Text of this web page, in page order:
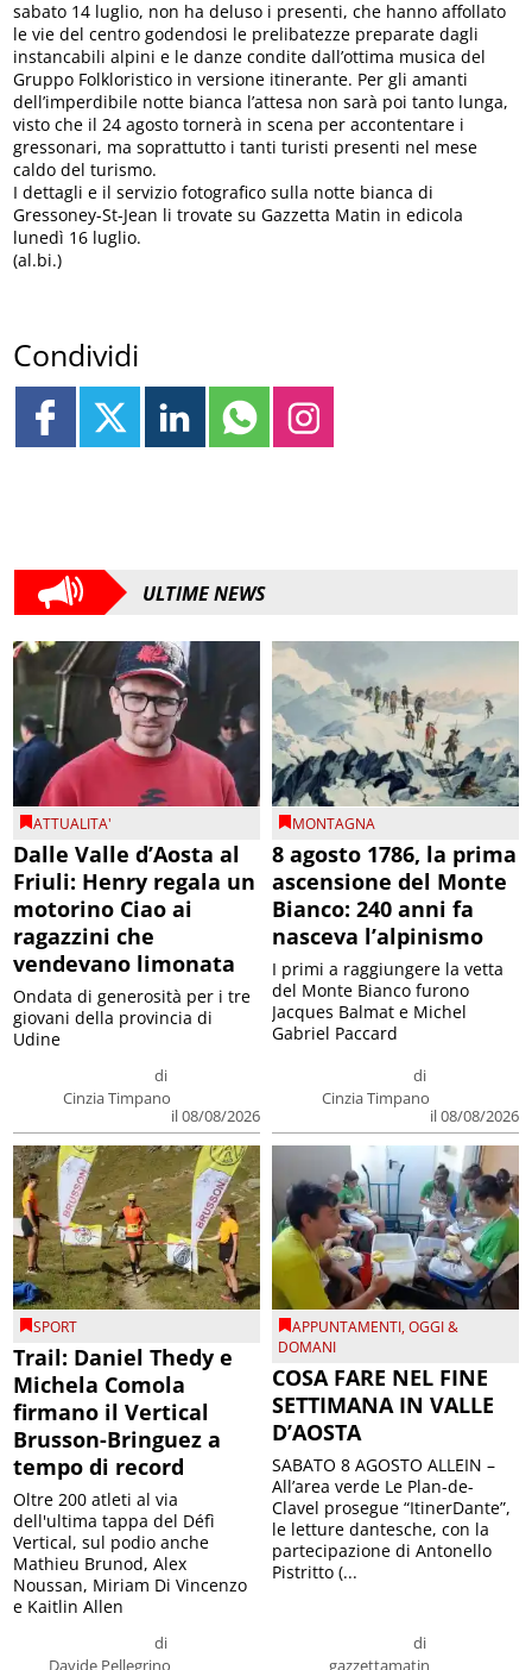
sabato 14 luglio, non ha deluso i presenti, che hanno affollato
le vie del centro godendosi le prelibatezze preparate dagli
instancabili alpini e le danze condite dall’ottima musica del
Gruppo Folkloristico in versione itinerante. Per gli amanti
dell’imperdibile notte bianca l’attesa non sarà poi tanto lunga,
visto che il 24 agosto tornerà in scena per accontentare i
gressonari, ma soprattutto i tanti turisti presenti nel mese
caldo del turismo.
I dettagli e il servizio fotografico sulla notte bianca di
Gressoney-St-Jean li trovate su Gazzetta Matin in edicola
lunedì 16 luglio.
(al.bi.)
Condividi
ULTIME NEWS
ATTUALITA'
Dalle Valle d’Aosta al
Friuli: Henry regala un
motorino Ciao ai
ragazzini che
vendevano limonata
di
Cinzia Timpano
il 08/08/2026
Ondata di generosità per i tre
giovani della provincia di
Udine
MONTAGNA
8 agosto 1786, la prima
ascensione del Monte
Bianco: 240 anni fa
nasceva l’alpinismo
di
Cinzia Timpano
il 08/08/2026
I primi a raggiungere la vetta
del Monte Bianco furono
Jacques Balmat e Michel
Gabriel Paccard
SPORT
Trail: Daniel Thedy e
Michela Comola
firmano il Vertical
Brusson-Bringuez a
tempo di record
di
Davide Pellegrino
Oltre 200 atleti al via
dell'ultima tappa del Défì
Vertical, sul podio anche
Mathieu Brunod, Alex
Noussan, Miriam Di Vincenzo
e Kaitlin Allen
APPUNTAMENTI,OGGI &
DOMANI
COSA FARE NEL FINE
SETTIMANA IN VALLE
D’AOSTA
di
gazzettamatin
SABATO 8 AGOSTO ALLEIN –
All’area verde Le Plan-de-
Clavel prosegue “ItinerDante”,
le letture dantesche, con la
partecipazione di Antonello
Pistritto (...